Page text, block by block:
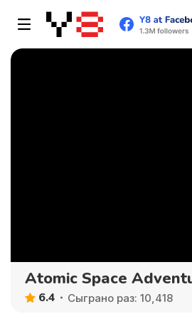
Atomic Space
6.4 Сыграно раз: 10,418